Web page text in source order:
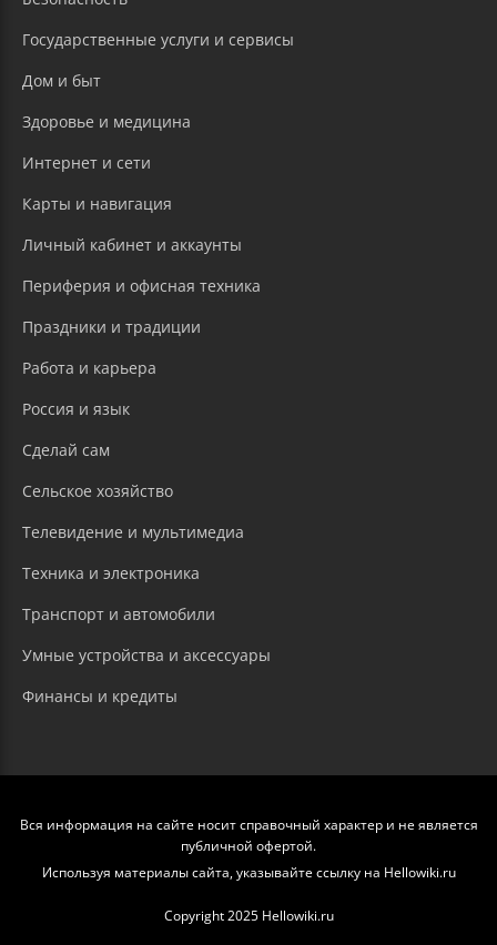
Государственные услуги и сервисы
Дом и быт
Здоровье и медицина
Интернет и сети
Карты и навигация
Личный кабинет и аккаунты
Периферия и офисная техника
Праздники и традиции
Работа и карьера
Россия и язык
Сделай сам
Сельское хозяйство
Телевидение и мультимедиа
Техника и электроника
Транспорт и автомобили
Умные устройства и аксессуары
Финансы и кредиты
Вся информация на сайте носит справочный характер и не является
публичной офертой.
Используя материалы сайта, указывайте ссылку на Hellowiki.ru
Copyright 2025 Hellowiki.ru